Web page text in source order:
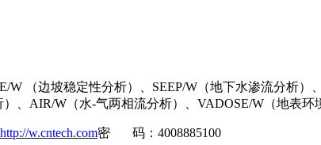
（边坡稳定性分析）、SEEP/W（地下水渗流分析）
AIR/W（水-气两相流分析）、VADOSE/W（地表环
http://w.cntech.com密 码：4008885100